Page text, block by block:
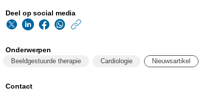
Deel op social media
de-
Onderwerpen
Beeldgestuurde therapie Cardiologie Nieuwsartikel
Contact